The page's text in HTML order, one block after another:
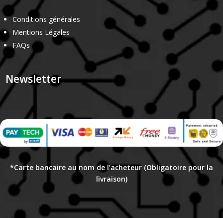
Conditions générales
Mentions Légales
FAQs
Newsletter
*Carte bancaire au nom de l’acheteur (Obligatoire pour la
livraison)